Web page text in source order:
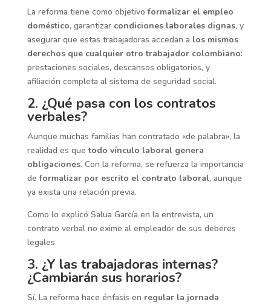
La reforma tiene como objetivoformalizar el empleo
doméstico, garantizar condiciones laborales dignas, y
asegurar que estas trabajadoras accedan a los mismos
derechos que cualquier otro trabajador colombiano:
prestaciones sociales, descansos obligatorios, y
afiliación completa al sistema de seguridad social.
2. ¿Qué pasa con los contratos
verbales?
Aunque muchas familias han contratado «de palabra», la
realidad es quetodo vínculo laboral genera
obligaciones. Con la reforma, se refuerza la importancia
deformalizar por escrito el contrato laboral, aunque
ya exista una relación previa.
Como lo explicó Salua García en la entrevista, un
contrato verbal no exime al empleador de sus deberes
legales.
3. ¿Y las trabajadoras internas?
¿Cambiarán sus horarios?
Sí. La reforma hace énfasis en regular la jornada